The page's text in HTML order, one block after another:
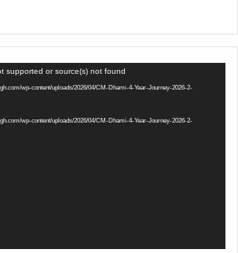
supported or source(s) not found
wp-content/uploads/2026/04/CM-Dhami-4-Year-Journey-2026-2-
wp-content/uploads/2026/04/CM-Dhami-4-Year-Journey-2026-2-